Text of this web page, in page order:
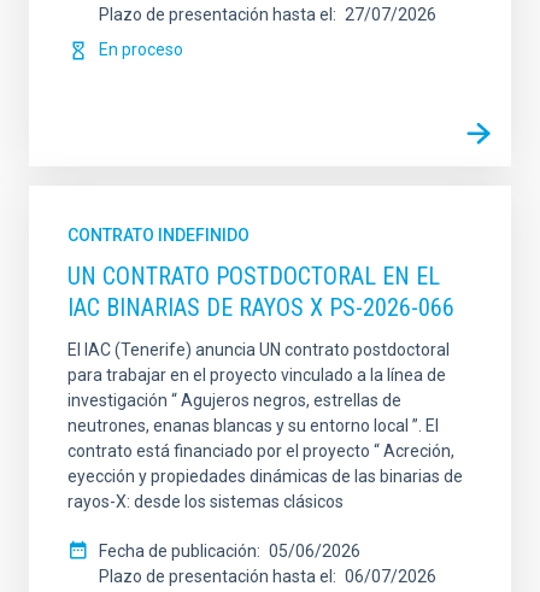
Plazo de presentación hasta el
27/07/2026
En proceso
CONTRATO INDEFINIDO
UN CONTRATO POSTDOCTORAL EN EL
IAC BINARIAS DE RAYOS X PS-2026-066
El IAC (Tenerife) anuncia UN contrato postdoctoral
para trabajar en el proyecto vinculado a la línea de
investigación “ Agujeros negros, estrellas de
neutrones, enanas blancas y su entorno local ”. El
contrato está financiado por el proyecto “ Acreción,
eyección y propiedades dinámicas de las binarias de
rayos-X: desde los sistemas clásicos
Fecha de publicación
05/06/2026
Plazo de presentación hasta el
06/07/2026